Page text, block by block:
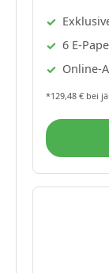
6 E-
Online-
*129,48 € bei